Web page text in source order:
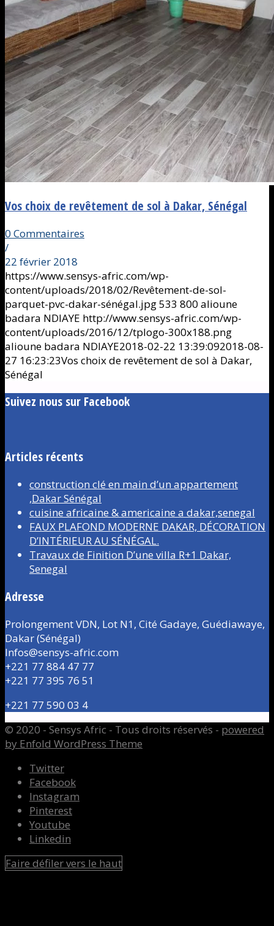
Vos choix de revêtement de sol à Dakar, Sénégal
0 Commentaires
/
22 février 2018
https://www.sensys-afric.com/wp-
content/uploads/2018/02/Revêtement-de-sol-
parquet-pvc-dakar-sénégal.jpg533 800 alioune
badara NDIAYE http://www.sensys-afric.com/wp-
content/uploads/2016/12/tplogo-300x188.png
alioune badara NDIAYE2018-02-22 13:39:092018-08-
27 16:23:23Vos choix de revêtement de sol à Dakar,
Sénégal
Suivez nous sur Facebook
Articles récents
construction clé en main d’un appartement
,Dakar Sénégal
cuisine africaine & americaine a dakar,senegal
FAUX PLAFOND MODERNE DAKAR, DÉCORATION
D’INTÉRIEUR AU SÉNÉGAL.
Travaux de Finition D’une villa R+1 Dakar,
Senegal
Adresse
Prolongement VDN, Lot N1, Cité Gadaye, Guédiawaye,
Dakar (Sénégal)
Infos@sensys-afric.com
+221 77 884 47 77
+221 77 395 76 51
+221 77 590 03 4
© 2020 - Sensys Afric - Tous droits réservés - powered
by Enfold WordPress Theme
Twitter
Facebook
Instagram
Pinterest
Youtube
Linkedin
Faire défiler vers le haut